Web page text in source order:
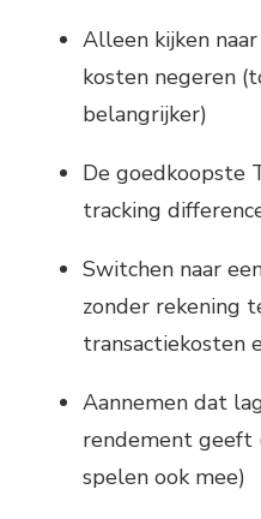
Alleen kijken
kosten negeren
belangrijker)
De goedkoopste
tracking
Switchen naar
zonder rekening
transactiekosten
Aannemen dat
rendement geeft
spelen ook mee)